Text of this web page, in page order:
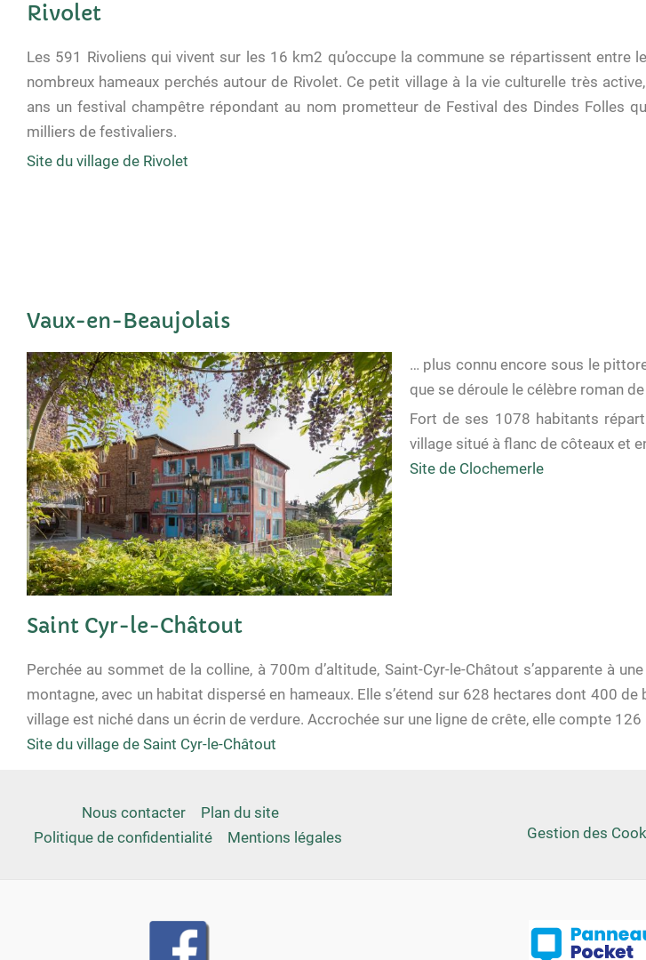
Rivolet
Les 591 Rivoliens qui vivent sur les 16 km2 qu’occupe la commune se répartissent entre
nombreux hameaux perchés autour de Rivolet. Ce petit village à la vie culturelle très
ans un festival champêtre répondant au nom prometteur de Festival des Dindes Folles
milliers de festivaliers.
Site du village de Rivolet
Vaux-en-Beaujolais
… plus connu encore sous le
que se déroule le célèbre roman
Fort de ses 1078 habitants
village situé à flanc de côteaux et
Site de Clochemerle
Saint Cyr-le-Châtout
Perchée au sommet de la colline, à 700m d’altitude, Saint-Cyr-le-Châtout s’apparente à
montagne, avec un habitat dispersé en hameaux. Elle s’étend sur 628 hectares dont 400
village est niché dans un écrin de verdure. Accrochée sur une ligne de crête, elle compte
Site du village de Saint Cyr-le-Châtout
Nous contacter
Plan du site
Politique de confidentialité
Mentions légales Gestion des